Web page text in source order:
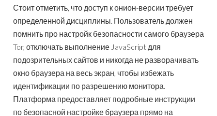
Стоит отметить, что доступ к онион-версии требует
определенной дисциплины. Пользователь должен
помнить про настройк безопасности самого браузера
Tor, отключать выполнение JavaScript для
подозрительных сайтов и никогда не разворачивать
окно браузера на весь экран, чтобы избежать
идентификации по разрешению монитора.
Платформа предоставляет подробные инструкции
по безопасной настройке браузера прямо на